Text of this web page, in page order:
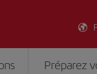
Préparez